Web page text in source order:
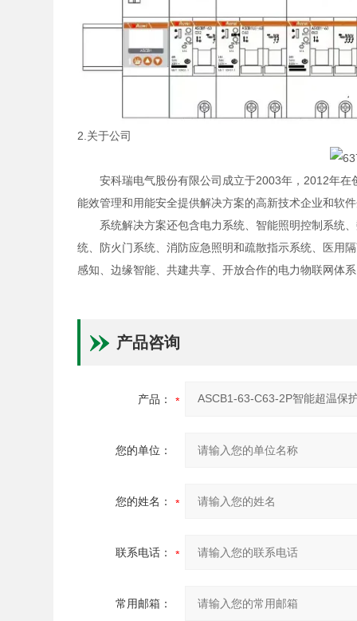
2.关于公司
安科瑞电气股份有限公司成立于2003年，2012年
能效管理和用能安全提供解决方案的高新技术企业和软
系统解决方案还包含电力系统、智能照明控制系统
统、防火门系统、消防应急照明和疏散指示系统、医用
感知、边缘智能、共建共享、开放合作的电力物联网体
产品咨询
产品：
您的单位：
您的姓名：
联系电话：
常用邮箱：